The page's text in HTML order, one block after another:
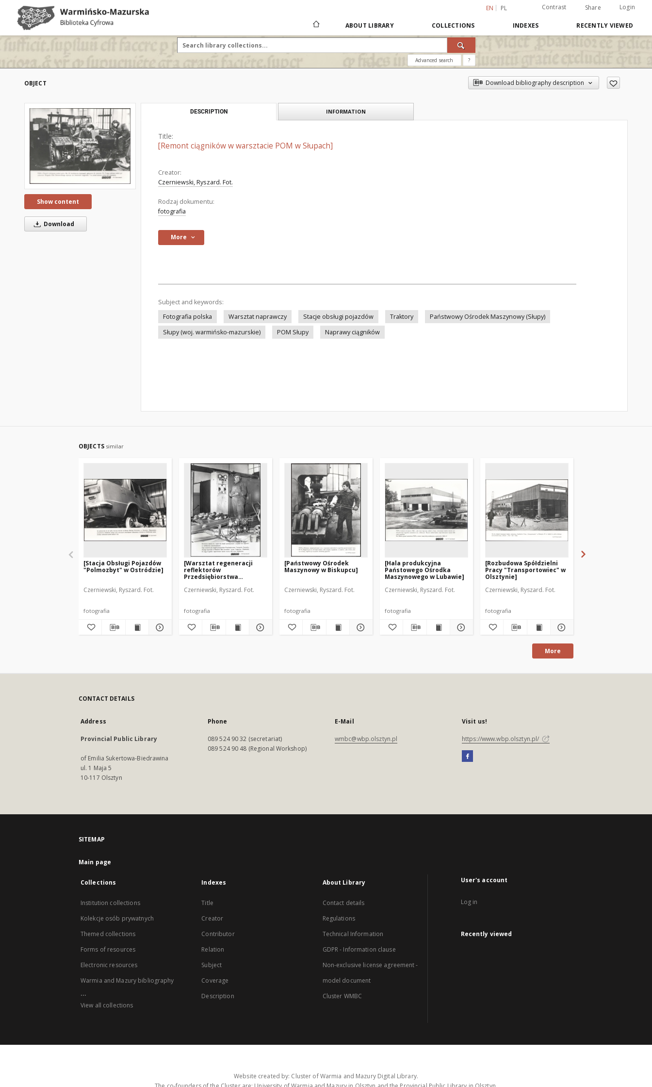
EN PL Contrast Share Login
ABOUT LIBRARY COLLECTIONS INDEXES RECENTLY VIEWED
Advanced search ?
OBJECT Download bibliography description
Show content
Download
DESCRIPTION INFORMATION
Title:
[Remont ciągników w warsztacie POM w Słupach]
Creator:
Czerniewski, Ryszard. Fot.
Rodzaj dokumentu:
fotografia
More
Subject and keywords:
Fotografia polska
Warsztat naprawczy Stacje obsługi pojazdów Traktory
Państwowy Ośrodek Maszynowy (Słupy)
Słupy (woj. warmińsko-mazurskie)
POM Słupy Naprawy ciągników
OBJECTS similar
[Stacja Obsługi Pojazdów
"Polmozbyt" w Ostródzie]
Czerniewski, Ryszard. Fot.
fotografia
[Warsztat regeneracji
reflektorów
Przedsiębiorstwa
Samochodowego Łączności
Czerniewski, Ryszard. Fot.
fotografia
[Państwowy Ośrodek
Maszynowy w Biskupcu]
Czerniewski, Ryszard. Fot.
fotografia
[Hala produkcyjna
Państowego Ośrodka
Maszynowego w Lubawie]
Czerniewski, Ryszard. Fot.
fotografia
[Rozbudowa Spółdzielni
Pracy "Transportowiec" w
Olsztynie]
Czerniewski, Ryszard. Fot.
fotografia
More
CONTACT DETAILS
Address
Provincial Public Library
of Emilia Sukertowa-Biedrawina
ul. 1 Maja 5
10-117 Olsztyn
Phone
089 524 90 32 (secretariat)
089 524 90 48 (Regional Workshop)
E-Mail
wmbc@wbp.olsztyn.pl
Visit us!
https://www.wbp.olsztyn.pl/
SITEMAP
Main page
Collections
Institution collections
Kolekcje osób prywatnych
Themed collections
Forms of resources
Electronic resources
Warmia and Mazury bibliography
...
View all collections
Indexes
Title
Creator
Contributor
Relation
Subject
Coverage
Description
About Library
Contact details
Regulations
Technical Information
GDPR - Information clause
Non-exclusive license agreement -
model document
Cluster WMBC
User's account
Log in
Recently viewed
Website created by: Cluster of Warmia and Mazury Digital Library.